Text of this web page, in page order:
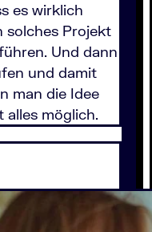
es wirklich
solches Projekt
Und dann
und damit
man die Idee
alles möglich.